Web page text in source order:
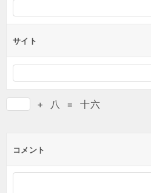
サイト
+ 八 = 十六
コメント